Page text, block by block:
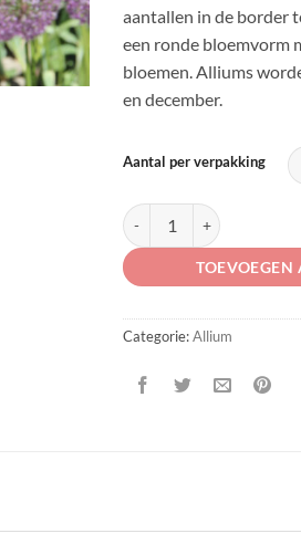
aantallen in de border
een ronde bloemvorm
bloemen. Alliums
en december.
Aantal per verpakking
Allium 'Purple Rain' aantal
Categorie:Allium